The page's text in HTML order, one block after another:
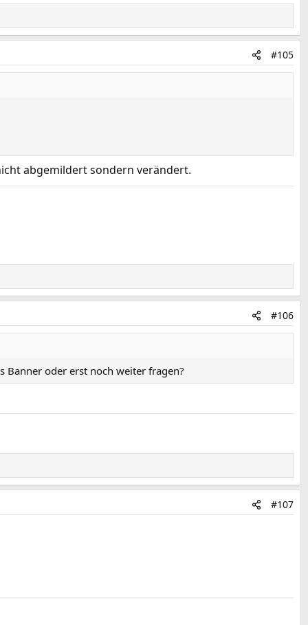
#105
abgemildert sondern verändert.
#106
Banner oder erst noch weiter fragen?
#107